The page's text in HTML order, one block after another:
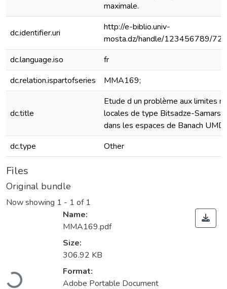
maximale.
dc.identifier.uri
http://e-biblio.univ-
mosta.dz/handle/123456789/
dc.language.iso
fr
dc.relation.ispartofseries
MMA169;
dc.title
Etude d un problème aux limites
locales de type Bitsadze-
dans les espaces de Banach UMD
dc.type
Other
Files
Original bundle
Now showing 1 - 1 of 1
Loading...
Name:
MMA169.pdf
Size:
306.92 KB
Format:
Adobe Portable Document